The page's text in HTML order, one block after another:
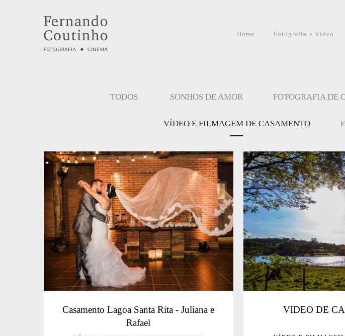
Home Fotografia e Vídeo
TODOS SONHOS DE AMOR FOTOGRAFIA DE
VÍDEO E FILMAGEM DE CASAMENTO
Casamento Lagoa Santa Rita - Juliana e
Rafael
VIDEO DE